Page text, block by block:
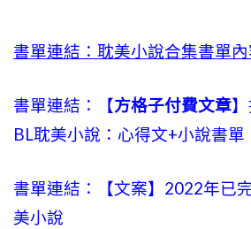
書單連結：耽美小說合集書單
書單連結：【方格子付費文章
BL耽美小說：心得文+小說書單
書單連結：【文案】2022年已
美小說